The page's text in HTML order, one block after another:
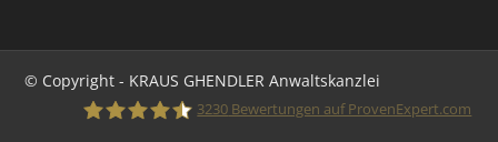
© Copyright - KRAUS GHENDLER Anwaltskanzlei
3230 Bewertungen auf ProvenExpert.com